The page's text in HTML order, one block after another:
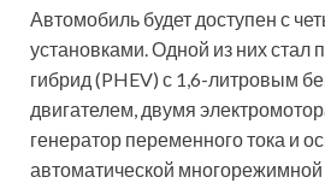
Автомобиль будет доступен с
установками. Одной из них стал
гибрид (PHEV) с 1,6-литровым
двигателем, двумя
генератор переменного тока и
автоматической многорежимной